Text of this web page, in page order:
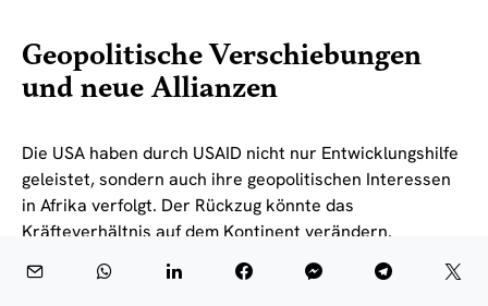
Geopolitische Verschiebungen
und neue Allianzen
Die USA haben durch USAID nicht nur Entwicklungshilfe
geleistet, sondern auch ihre geopolitischen Interessen
in Afrika verfolgt. Der Rückzug könnte das
Kräfteverhältnis auf dem Kontinent verändern.
Deutschland und die EU könnten stärker in
diplomatische Prozesse eingebunden werden und neue